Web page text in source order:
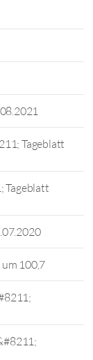
Tageblatt
Tageblatt
100,7